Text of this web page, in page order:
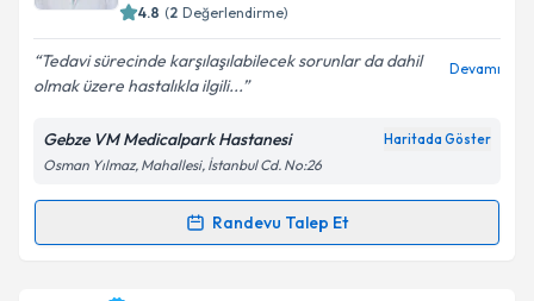
4.8 (2 Değerlendirme)
Tedavi sürecinde karşılaşılabilecek sorunlar da dahil
olmak üzere hastalıkla ilgili...
Devamı
Gebze VM Medicalpark Hastanesi Haritada Göster
Osman Yılmaz, Mahallesi, İstanbul Cd. No:26
Randevu Talep Et
Randevu Takvimi Talebi